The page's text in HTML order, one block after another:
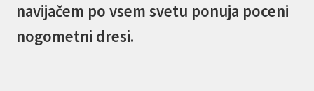
navijačem po vsem svetu ponuja poceni
nogometni dresi.